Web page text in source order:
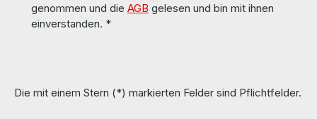
genommen und die AGB gelesen und bin mit ihnen
einverstanden. *
Die mit einem Stern (*) markierten Felder sind Pflichtfelder.